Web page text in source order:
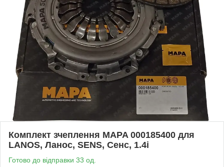
Комплект зчеплення MAPA 000185400 для
LANOS, Ланос, SENS, Сенс, 1.4i
Готово до відправки 33 од.